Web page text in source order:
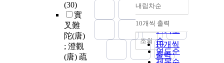
(30)
實
叉難
陀(唐)
; 澄觀
(唐) 疏
정확도
순
인기도
순
연도순
내림차순
내림차순
10개씩 출력
10개씩
출력
조회